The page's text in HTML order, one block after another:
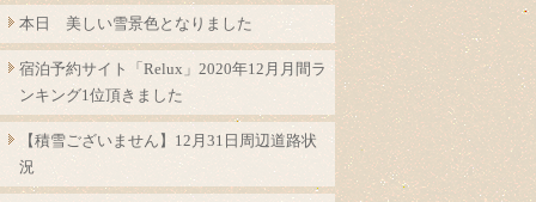
本日 美しい雪景色となりました
宿泊予約サイト「Relux」2020年12月月間ラ
ンキング1位頂きました
【積雪ございません】12月31日周辺道路状
況